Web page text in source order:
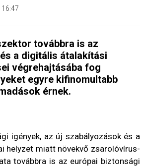
továbbra is az
a digitális átalakítási
végrehajtásába fog
egyre kifinomultabb
érnek.
igények, az új szabályozások és a
helyzet miatt növekvő zsarolóvírus-
továbbra is az európai biztonsági